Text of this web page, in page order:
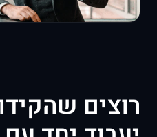
רוצים